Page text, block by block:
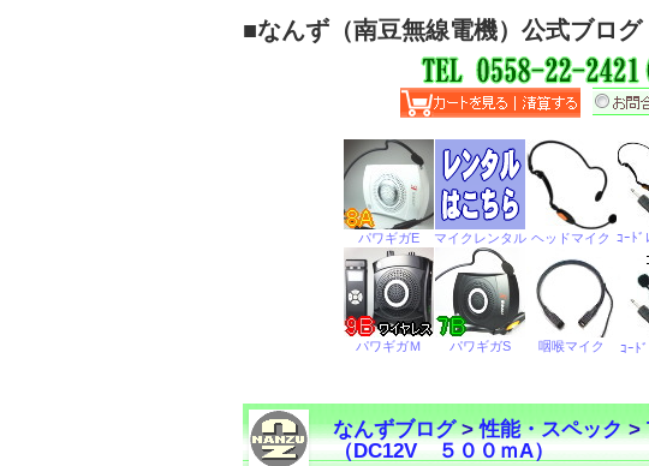
■なんず（南豆無線電機）公式ブログ
なんずブログ>性能・スペック>
（DC12V ５００ｍA）